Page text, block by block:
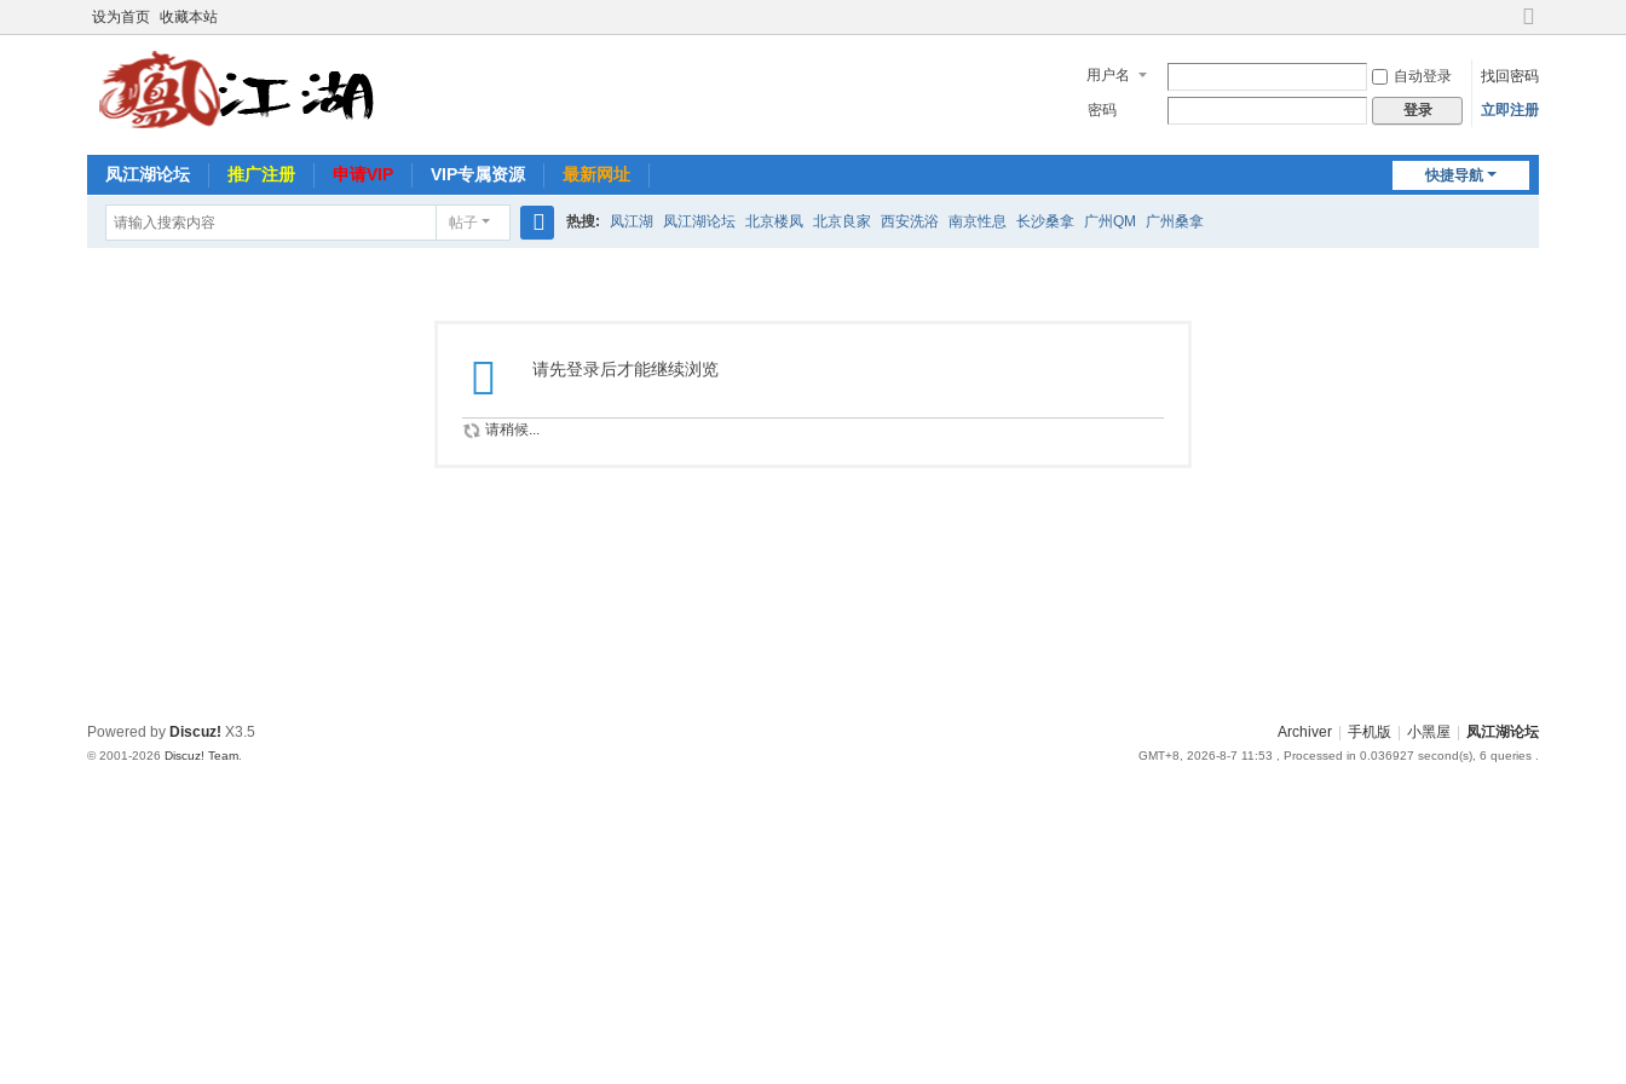
设为首页 收藏本站
切
到
宽
用户名 自动登录
找回密码
密码
登录 立即注册
快捷导航
凤江湖论坛 推广注册 申请VIP VIP专属资源 最新网址
帖子 热搜: 凤江湖 凤江湖论坛 北京楼凤 北京良家 西安洗浴 南京性息 长沙桑拿 广州QM 广州桑拿
请先登录后才能继续浏览
请稍候...
Archiver 手机版 小黑屋 凤江湖论坛
GMT+8, 2026-8-7 11:53 , Processed in 0.036927 second(s), 6 queries .
Powered by Discuz! X3.5
© 2001-2026 Discuz! Team